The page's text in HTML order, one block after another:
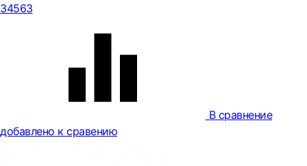
34563
В сравнение
добавлено к сравению